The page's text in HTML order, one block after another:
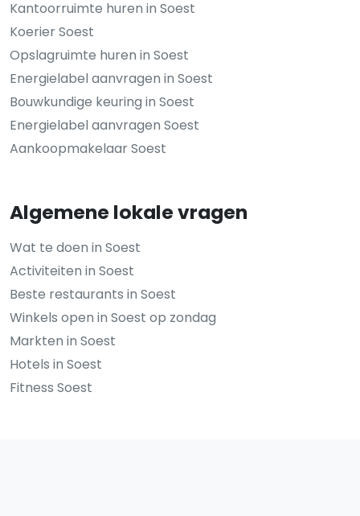
Kantoorruimte huren in Soest
Koerier Soest
Opslagruimte huren in Soest
Energielabel aanvragen in Soest
Bouwkundige keuring in Soest
Energielabel aanvragen Soest
Aankoopmakelaar Soest
Algemene lokale vragen
Wat te doen in Soest
Activiteiten in Soest
Beste restaurants in Soest
Winkels open in Soest op zondag
Markten in Soest
Hotels in Soest
Fitness Soest